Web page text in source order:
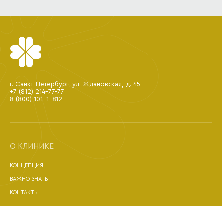
г. Санкт-Петербург, ул. Ждановская, д. 45
+7 (812) 214-77-77
8 (800) 101-1-812
О КЛИНИКЕ
КОНЦЕПЦИЯ
ВАЖНО ЗНАТЬ
КОНТАКТЫ